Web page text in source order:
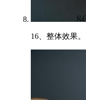
16、整体效果。